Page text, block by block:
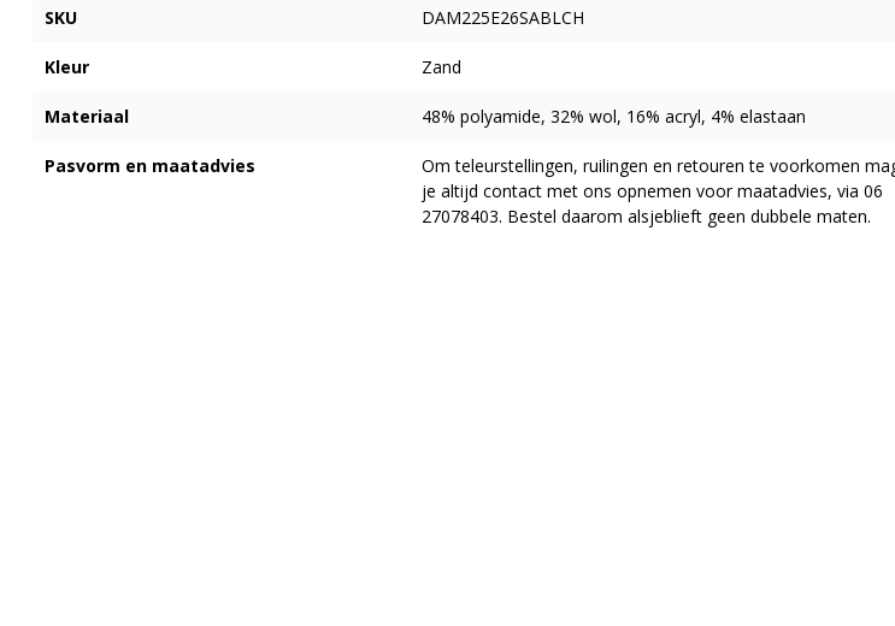
SKU DAM225E26SABLCH
Kleur Zand
Materiaal 48% polyamide, 32% wol, 16% acryl, 4% elastaan
Pasvorm en maatadvies
Om teleurstellingen, ruilingen en retouren te voorkomen
je altijd contact met ons opnemen voor maatadvies, via 06
27078403. Bestel daarom alsjeblieft geen dubbele maten.